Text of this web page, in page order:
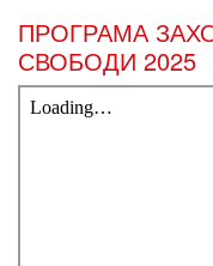
ПРОГРАМА
СВОБОДИ 2025